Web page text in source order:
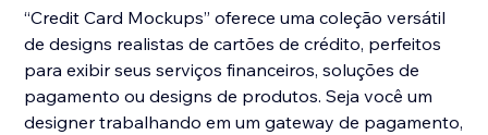
“Credit Card Mockups” oferece uma coleção versátil
de designs realistas de cartões de crédito, perfeitos
para exibir seus serviços financeiros, soluções de
pagamento ou designs de produtos. Seja você um
designer trabalhando em um gateway de pagamento,